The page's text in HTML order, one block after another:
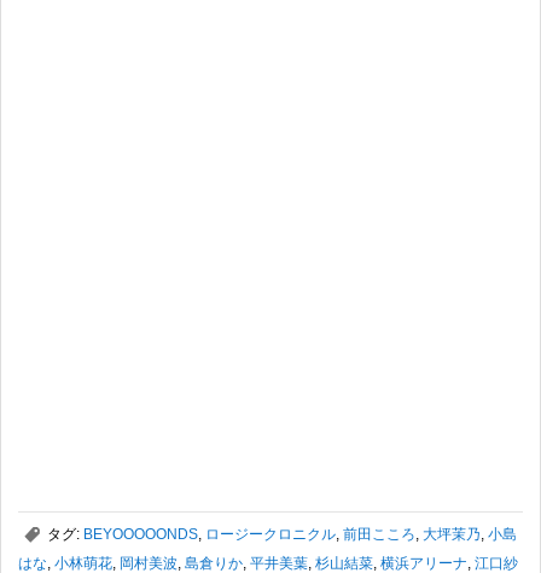
, タグ: BEYOOOOONDS ロージークロニクル 前田こころ 大坪茉乃 小島
はな 小林萌花 岡村美波 島倉りか 平井美葉 杉山結菜 横浜アリーナ 江口紗